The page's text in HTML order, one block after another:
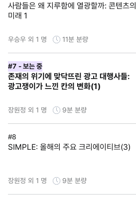
사람들은 왜 지루함에 열광할까: 콘텐츠의
미래 1
우승우 외 1 명 11분 분량
#7 - 보는 중
존재의 위기에 맞닥뜨린 광고 대행사들:
광고쟁이가 느낀 칸의 변화(1)
장원정 외 1 명 9분 분량
#8
SIMPLE: 올해의 주요 크리에이티브(3)
장원정 외 1 명 9분 분량